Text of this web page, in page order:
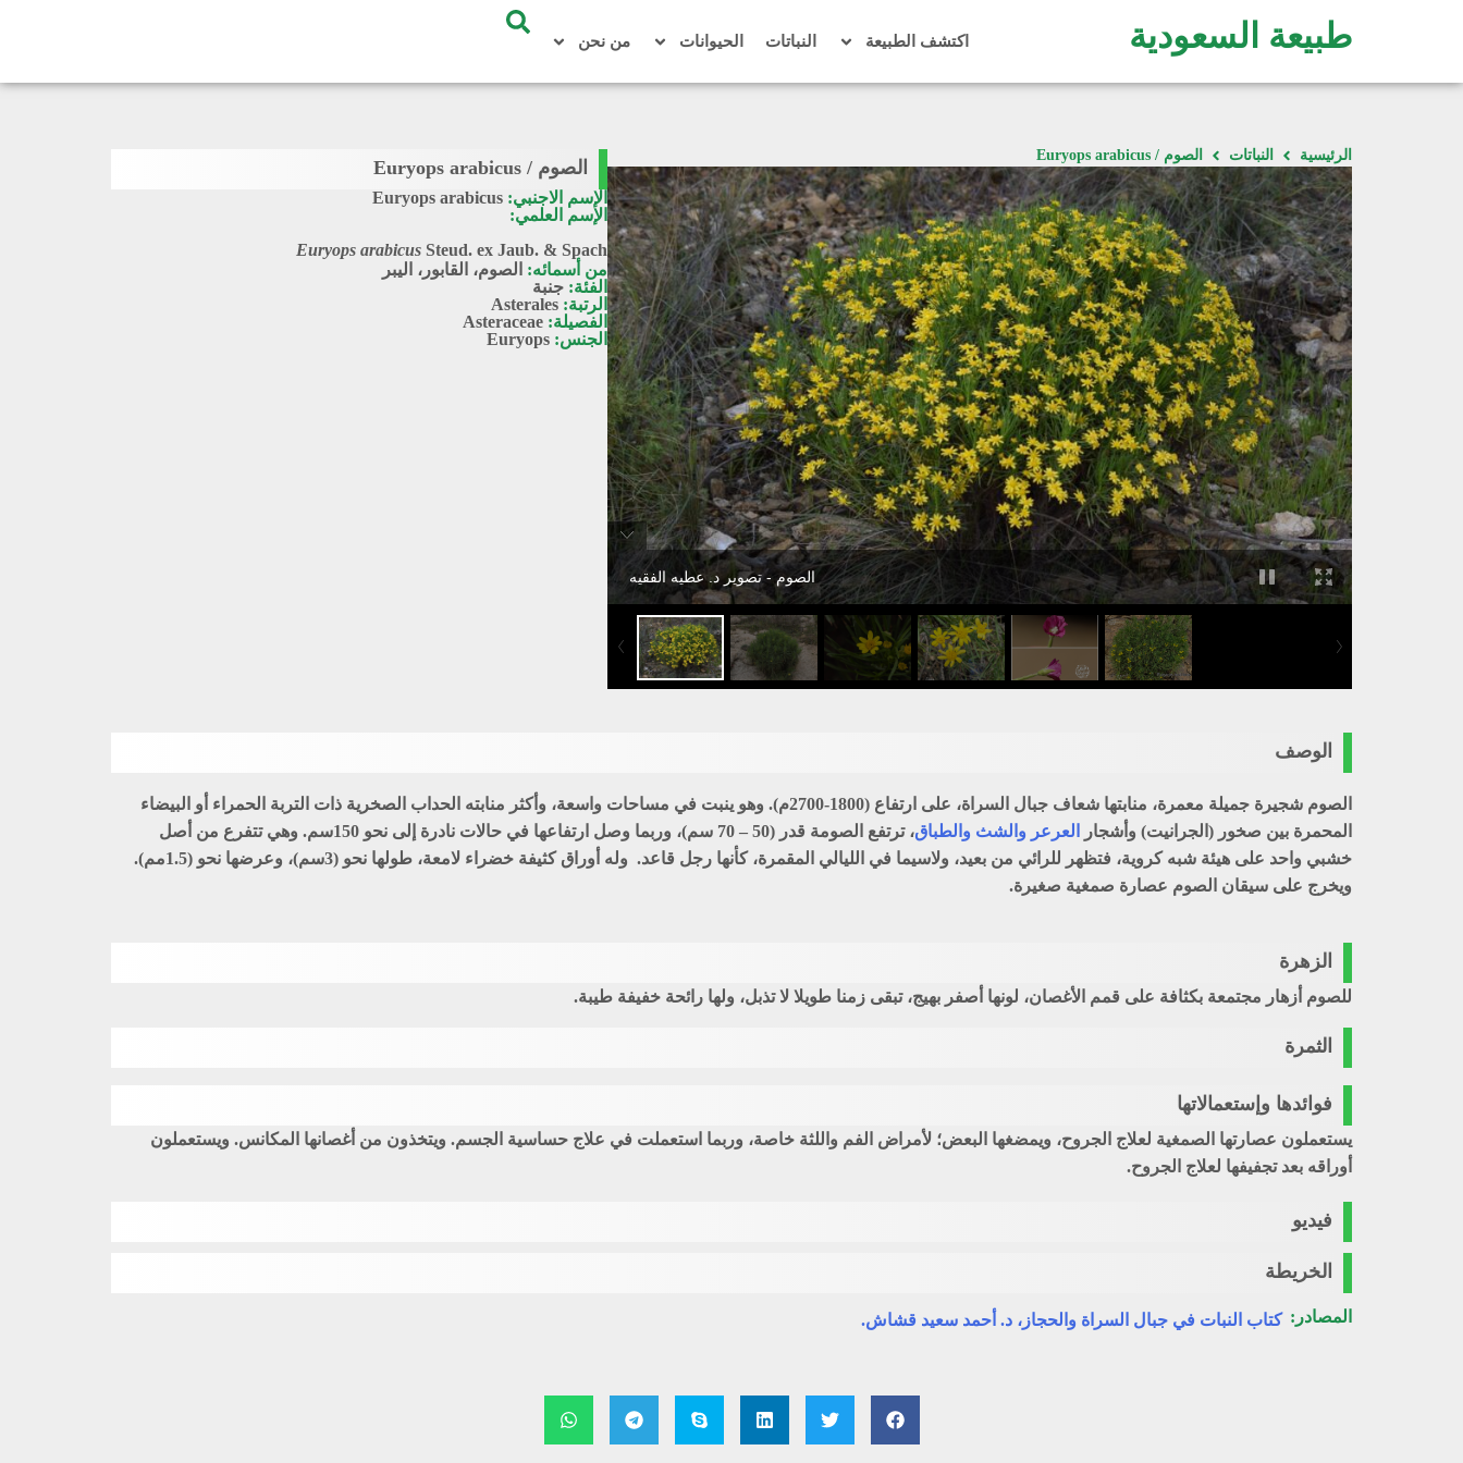
طبيعة السعودية اكتشف الطبيعة النباتات الحيوانات من نحن
الرئيسية النباتات الصوم / Euryops arabicus
الصوم - تصوير د. عطيه الفقيه
الصوم / Euryops arabicus
الإسم الاجنبي: Euryops arabicus
الإسم العلمي:
Euryops arabicus Steud. ex Jaub. & Spach
من أسمائه: الصوم، القابور، اليبر
الفئة: جنبة
الرتبة: Asterales
الفصيلة: Asteraceae
الجنس: Euryops
الوصف
الصوم شجيرة جميلة معمرة، منابتها شعاف جبال السراة، على ارتفاع (1800-2700م). وهو ينبت في مساحات واسعة، وأكثر منابته الحداب الصخرية ذات التربة الحمراء أو البيضاء
المحمرة بين صخور (الجرانيت) وأشجار
العرعر والشث والطباق
، ترتفع الصومة قدر (50 – 70 سم)، وربما وصل ارتفاعها في حالات نادرة إلى نحو 150سم. وهي تتفرع من أصل
خشبي واحد على هيئة شبه كروية، فتظهر للرائي من بعيد، ولاسيما في الليالي المقمرة، كأنها رجل قاعد. وله أوراق كثيفة خضراء لامعة، طولها نحو (3سم)، وعرضها نحو (1.5مم).
ويخرج على سيقان الصوم عصارة صمغية صغيرة.
الزهرة
للصوم أزهار مجتمعة بكثافة على قمم الأغصان، لونها أصفر بهيج، تبقى زمنا طويلا لا تذبل، ولها رائحة خفيفة طيبة.
الثمرة
فوائدها وإستعمالاتها
يستعملون عصارتها الصمغية لعلاج الجروح، ويمضغها البعض؛ لأمراض الفم واللثة خاصة، وربما استعملت في علاج حساسية الجسم. ويتخذون من أغصانها المكانس. ويستعملون
أوراقه بعد تجفيفها لعلاج الجروح.
فيديو
الخريطة
المصادر: كتاب النبات في جبال السراة والحجاز، د. أحمد سعيد قشاش.